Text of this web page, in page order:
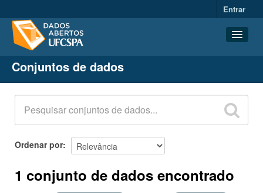
Entrar
Conjuntos de dados
Organizações
Grupos
Sobre
Conjuntos de dados
Ordenar por
1 conjunto de dados encontrado